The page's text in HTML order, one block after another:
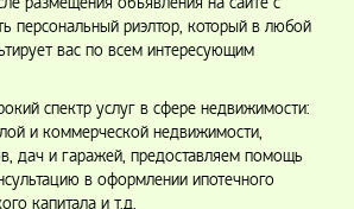
персональный риэлтор, который в любой
вас по всем интересующим
спектр услуг в сфере недвижимости:
и коммерческой недвижимости,
дач и гаражей, предоставляем помощь
в оформлении ипотечного
капитала и т.д.